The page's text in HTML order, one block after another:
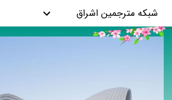
شبکه مترجمین اشراق